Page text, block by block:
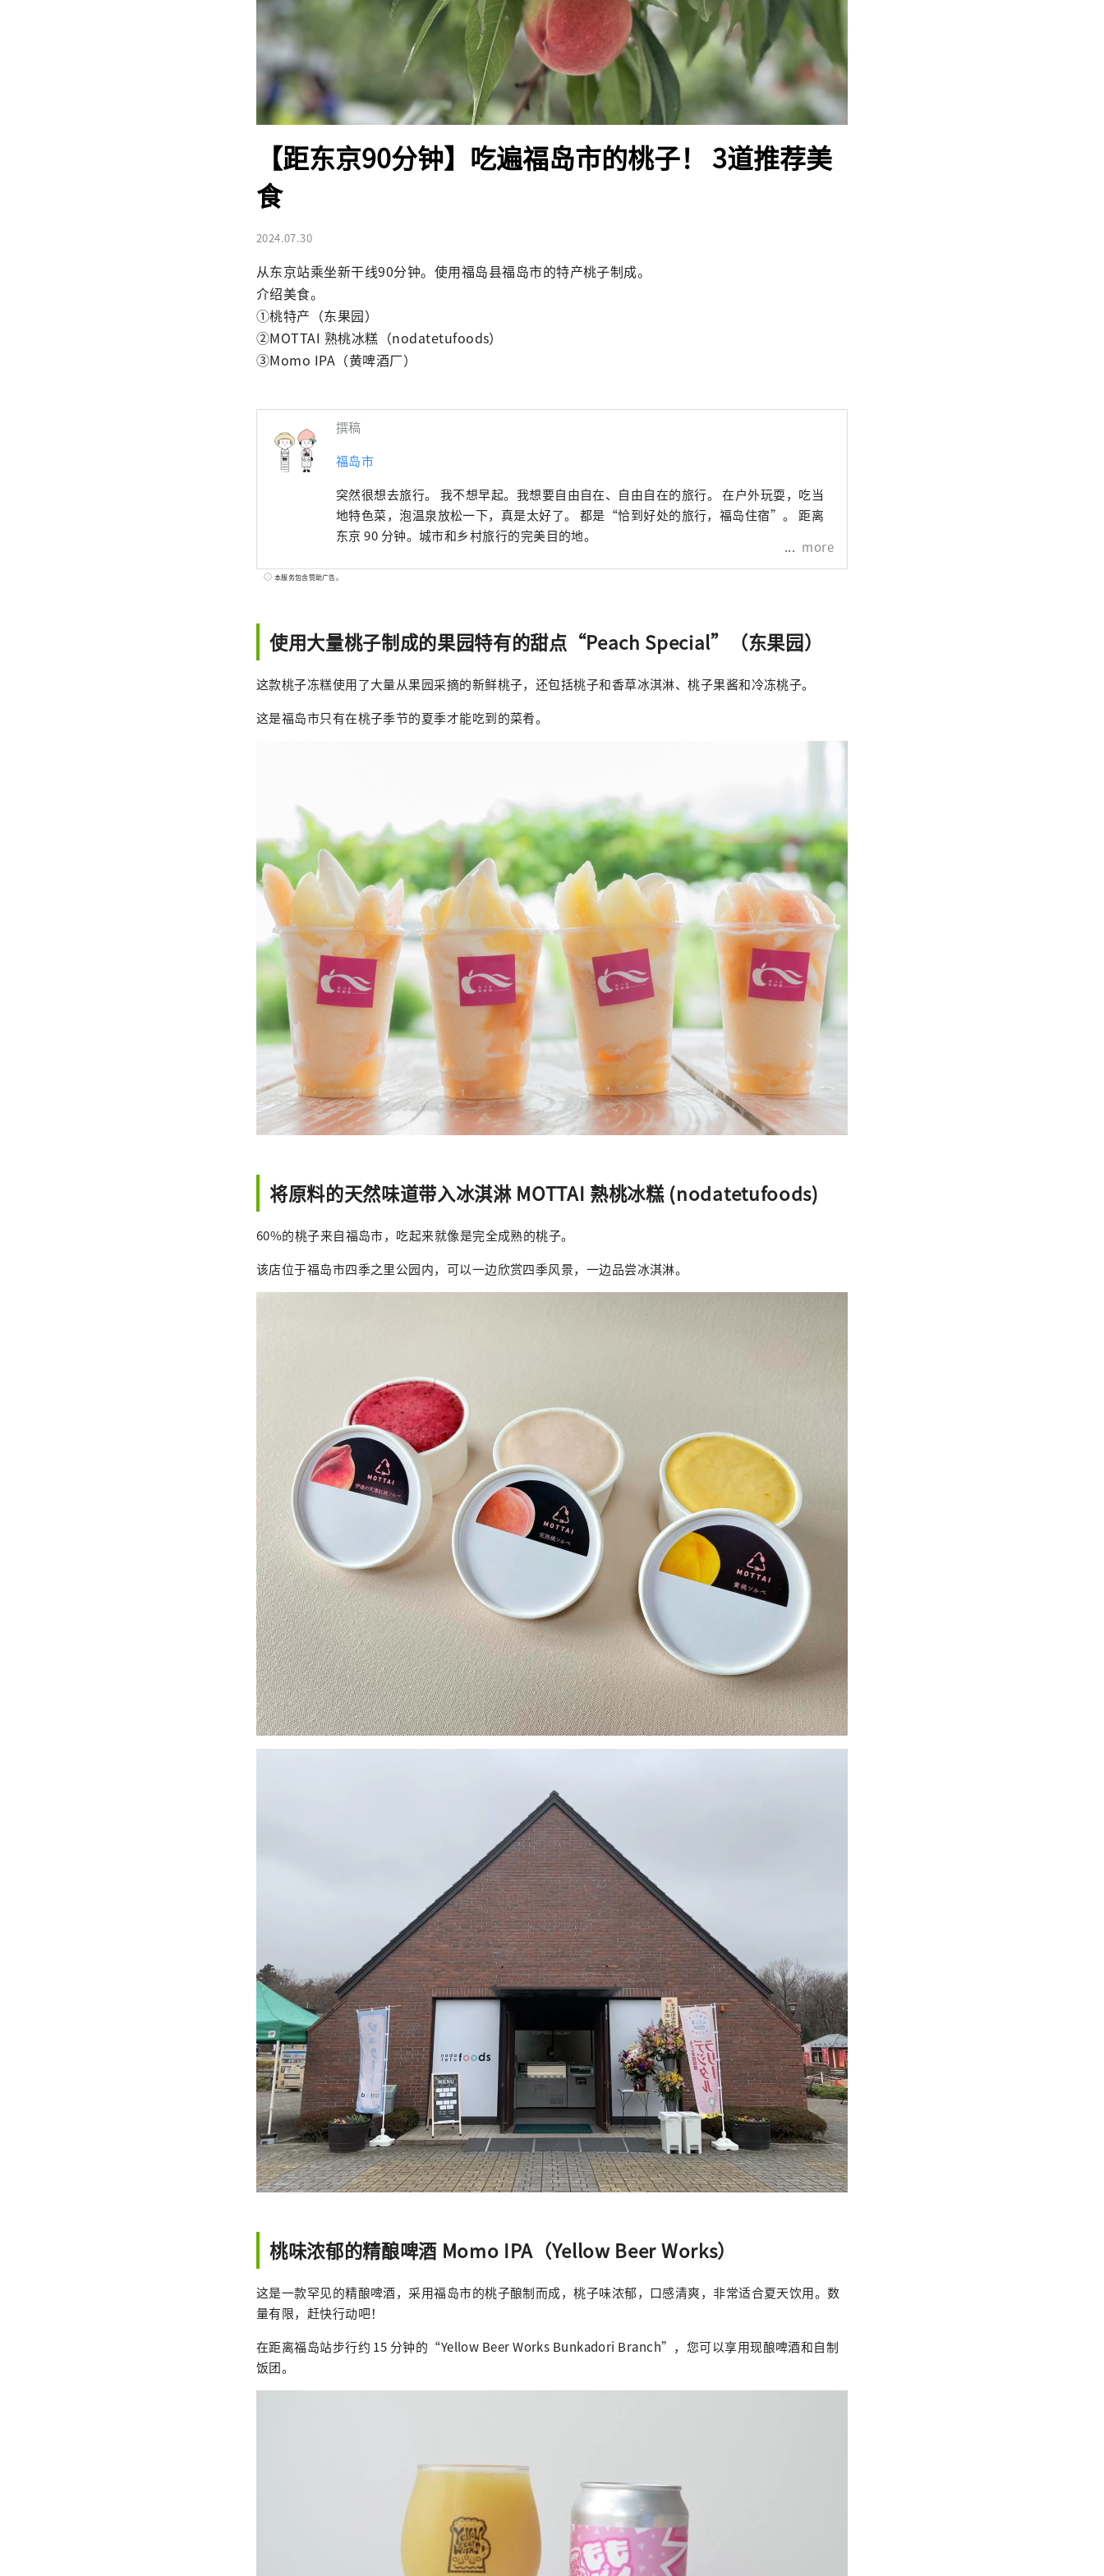
【距东京90分钟】吃遍福岛市的桃子！ 3道推荐美
食
2024.07.30
从东京站乘坐新干线90分钟。使用福岛县福岛市的特产桃子制成。
介绍美食。
①桃特产（东果园）
②MOTTAI 熟桃冰糕（nodatetufoods）
③Momo IPA（黄啤酒厂）
撰稿
福岛市
突然很想去旅行。 我不想早起。我想要自由自在、自由自在的旅行。 在户外玩耍，吃当
地特色菜，泡温泉放松一下，真是太好了。 都是“恰到好处的旅行，福岛住宿”。 距离
东京 90 分钟。城市和乡村旅行的完美目的地。
more
本服务包含赞助广告。
使用大量桃子制成的果园特有的甜点“Peach Special”（东果园）
这款桃子冻糕使用了大量从果园采摘的新鲜桃子，还包括桃子和香草冰淇淋、桃子果酱和冷冻桃子。
这是福岛市只有在桃子季节的夏季才能吃到的菜肴。
将原料的天然味道带入冰淇淋 MOTTAI 熟桃冰糕 (nodatetufoods)
60%的桃子来自福岛市，吃起来就像是完全成熟的桃子。
该店位于福岛市四季之里公园内，可以一边欣赏四季​​风景，一边品尝冰淇淋。
桃味浓郁的精酿啤酒 Momo IPA（Yellow Beer Works）
这是一款罕见的精酿啤酒，采用福岛市的桃子酿制而成，桃子味浓郁，口感清爽，非常适合夏天饮用。数
量有限，赶快行动吧！
在距离福岛站步行约 15 分钟的“Yellow Beer Works Bunkadori Branch”，您可以享用现酿啤酒和自制
饭团。